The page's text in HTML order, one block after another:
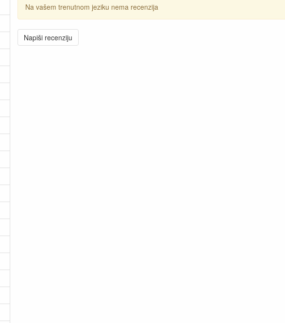
Na vašem trenutnom jeziku nema recenzija
Napiši recenziju